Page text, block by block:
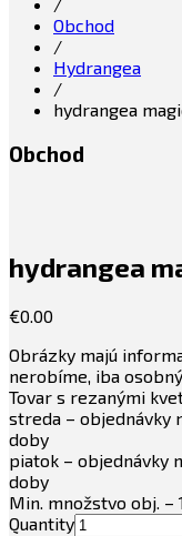
Obchod
/
Hydrangea
/
hydrangea
Obchod
hydrangea
€0.00
Obrázky majú
nerobíme, iba
Tovar s rezanými
streda – objednávky
doby
piatok – objednávky
doby
Min. množstvo obj. –
Quantity